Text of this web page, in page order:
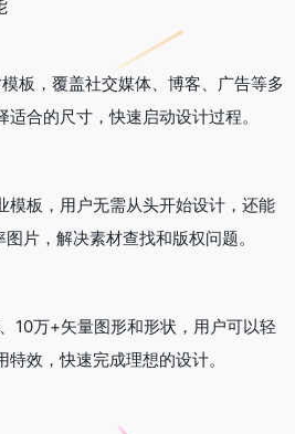
板，覆盖社交媒体、博客、广告等多
合的尺寸，快速启动设计过程。
模板，用户无需从头开始设计，还能
片，解决素材查找和版权问题。
10万+矢量图形和形状，用户可以轻
效，快速完成理想的设计。